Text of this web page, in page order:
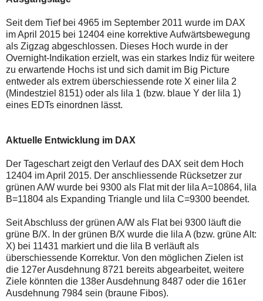
auch
gegen
die
Netiquette
oder
ein
Missbrauch
der
Kommentarfunktion
sein.
Bitte
Ihre
Browsereinstellungen
Ihre
Internetverbindung
versuchen
Sie
zu
einem
späteren
Zeitpunkt
noch
einmal.
Sollte
das
Problem
Alternativ
die
Post
auch
auf
der
Plattform
wallstreet-
online.de
verfügbar.
Seit dem Tief bei 4965 im September 2011 wurde im DAX
im April 2015 bei 12404 eine korrektive Aufwärtsbewegung
als Zigzag abgeschlossen. Dieses Hoch wurde in der
Overnight-Indikation erzielt, was ein starkes Indiz für weitere
zu erwartende Hochs ist und sich damit im Big Picture
entweder als extrem überschiessende rote X einer lila 2
(Mindestziel 8151) oder als lila 1 (bzw. blaue Y der lila 1)
eines EDTs einordnen lässt.
Aktuelle Entwicklung im DAX
Der Tageschart zeigt den Verlauf des DAX seit dem Hoch
12404 im April 2015. Der anschliessende Rücksetzer zur
grünen A/W wurde bei 9300 als Flat mit der lila A=10864, lila
B=11804 als Expanding Triangle und lila C=9300 beendet.
Seit Abschluss der grünen A/W als Flat bei 9300 läuft die
grüne B/X. In der grünen B/X wurde die lila A (bzw. grüne Alt:
X) bei 11431 markiert und die lila B verläuft als
überschiessende Korrektur. Von den möglichen Zielen ist
die 127er Ausdehnung 8721 bereits abgearbeitet, weitere
Ziele könnten die 138er Ausdehnung 8487 oder die 161er
Ausdehnung 7984 sein (braune Fibos).